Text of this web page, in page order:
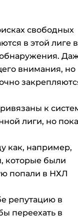
свободных
в этой лиге в
внимания, но
к
лиги, но
как, например,
которые были
попали в НХЛ
репутацию в
переехать в